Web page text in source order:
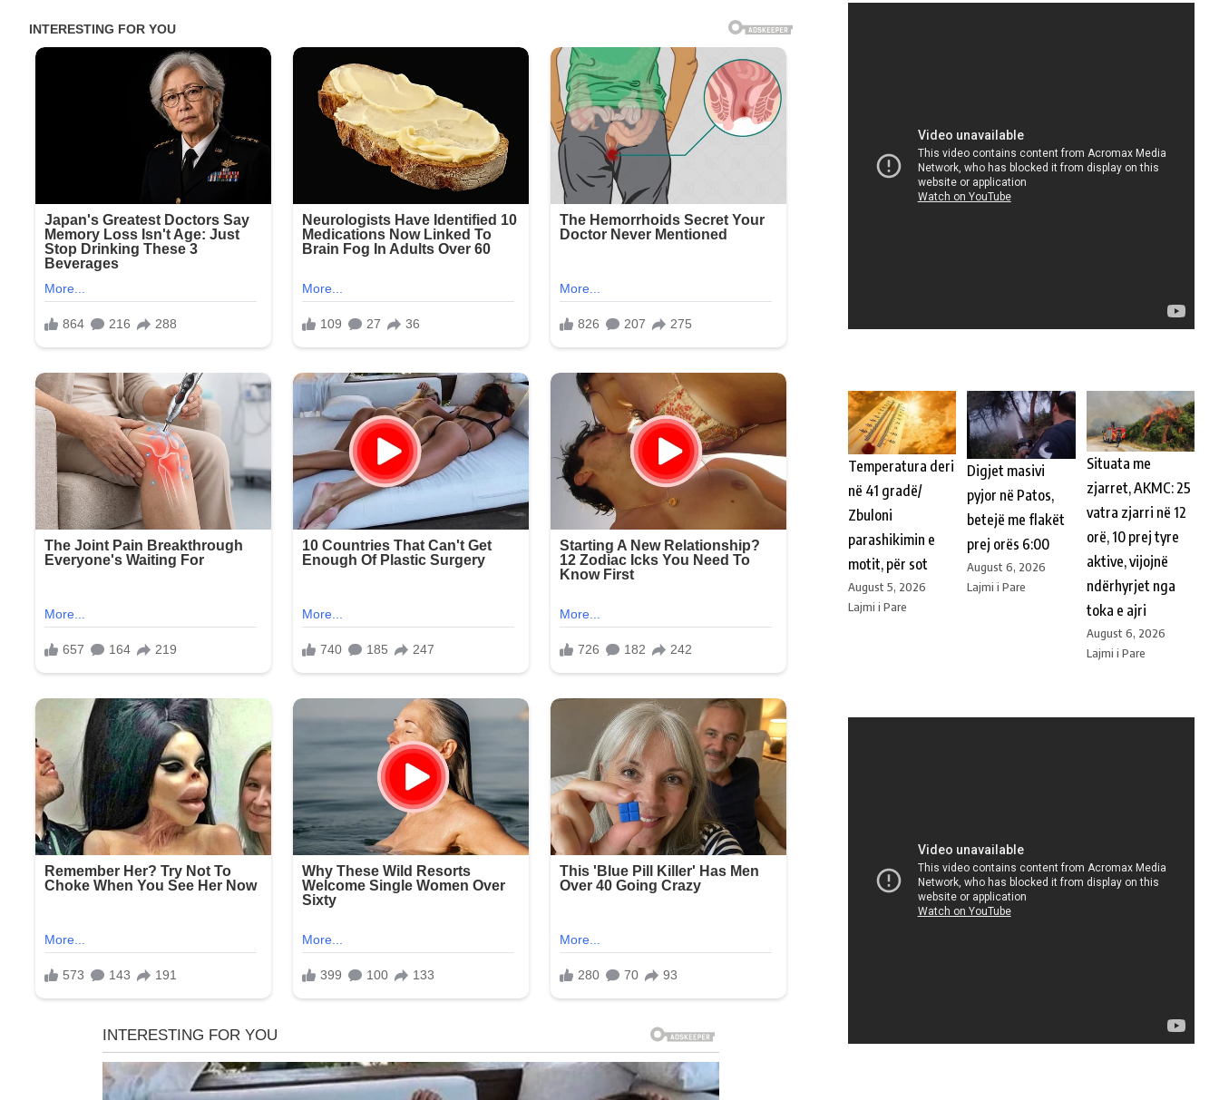
Temperatura deri
në 41 gradë/
Zbuloni
parashikimin e
motit, për sot
August 5, 2026
Lajmi i Pare
Digjet masivi
pyjor në Patos,
betejë me flakët
prej orës 6:00
August 6, 2026
Lajmi i Pare
Situata me
zjarret, AKMC: 25
vatra zjarri në 12
orë, 10 prej tyre
aktive, vijojnë
ndërhyrjet nga
toka e ajri
August 6, 2026
Lajmi i Pare